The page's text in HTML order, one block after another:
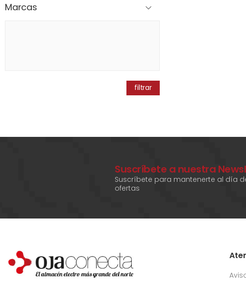
Marcas
filtrar
Suscríbete a nuestra
Suscríbete para mantenerte al día
ofertas